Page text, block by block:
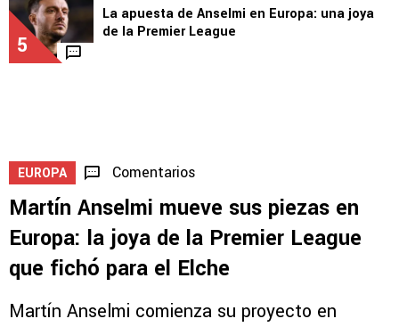
5
La apuesta de Anselmi en Europa: una joya
de la Premier League
EUROPA Comentarios
Martín Anselmi mueve sus piezas en
Europa: la joya de la Premier League
que fichó para el Elche
Martín Anselmi comienza su proyecto en